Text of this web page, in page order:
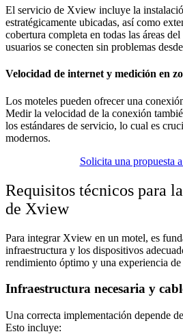
El servicio de Xview incluye la
estratégicamente ubicadas, así como
cobertura completa en todas las áreas
usuarios se conecten sin problemas
Velocidad de internet y medición en
Los moteles pueden ofrecer una
Medir la velocidad de la conexión
los estándares de servicio, lo cual es
modernos.
Solicita una propuesta
Requisitos técnicos para
de Xview
Para integrar Xview en un motel, es
infraestructura y los dispositivos
rendimiento óptimo y una experiencia
Infraestructura necesaria y
Una correcta implementación depende
Esto incluye: